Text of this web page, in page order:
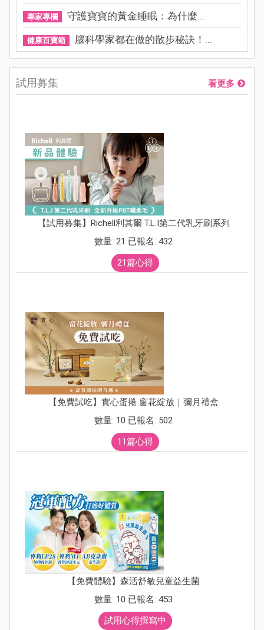
專家專欄 守護寶寶的黃金睡眠：為什麼...
健康百寶箱 腦科學家都在做的散步秘訣！...
試用募集 看更多
【試用募集】Richell利其爾 T.L.I第二代乳牙刷系列
數量: 21 已報名: 432
21篇心得
【免費試吃】實心蛋捲 窗花綻放｜彌月禮盒
數量: 10 已報名: 502
11篇心得
【免費體驗】森活舒敏兒童益生菌
數量: 10 已報名: 453
試用心得撰寫中